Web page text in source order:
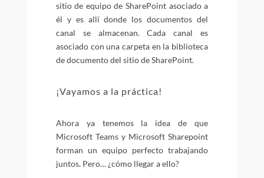
sitio de equipo de SharePoint asociado a
él y es allí donde los documentos del
canal se almacenan. Cada canal es
asociado con una carpeta en la biblioteca
de documento del sitio de SharePoint.
¡Vayamos a la práctica!
Ahora ya tenemos la idea de que
Microsoft Teams y Microsoft Sharepoint
forman un equipo perfecto trabajando
juntos. Pero… ¿cómo llegar a ello?